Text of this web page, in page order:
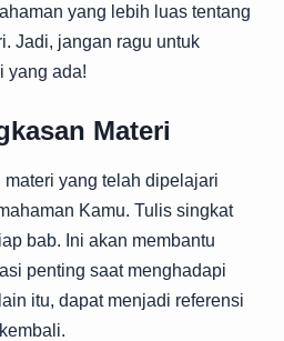
yang lebih luas tentang
Jadi, jangan ragu untuk
yang ada!
Materi
yang telah dipelajari
Kamu. Tulis singkat
bab. Ini akan membantu
penting saat menghadapi
itu, dapat menjadi referensi